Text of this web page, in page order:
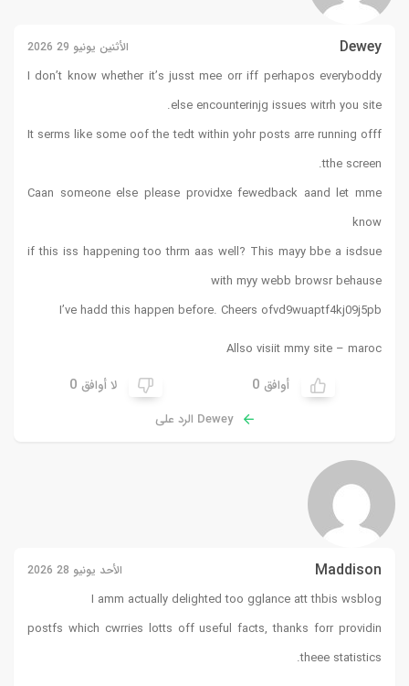
Dewey الأثنين يونيو 29 2026
I don’t know whether it’s jusst mee orr iff perhapos everyboddy
else encounterinjg issues witrh you site.
It serms like some oof the tedt within yohr posts arre running offf
tthe screen.
Caan someone else please providxe fewedback aand let mme
know
if this iss happening too thrm aas well? This mayy bbe a isdsue
with myy webb browsr behause
I’ve hadd this happen before. Cheers ofvd9wuaptf4kj09j5pb
Allso visiit mmy site – maroc
أوافق 0 لا أوافق 0
Dewey الرد على
Maddison الأحد يونيو 28 2026
I amm actually delighted too gglance att thbis wsblog
postfs which cwrries lotts off useful facts, thanks forr providin
theee statistics.